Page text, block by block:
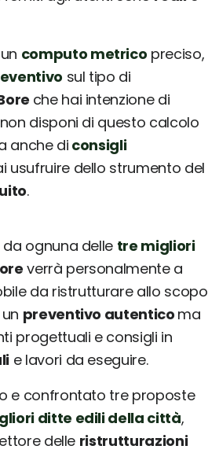
computo metrico preciso,
sul tipo di
che hai intenzione di
disponi di questo calcolo
anche di consigli
usufruire dello strumento del
.
ognuna delle tre migliori
verrà personalmente a
da ristrutturare allo scopo
preventivo autentico ma
progettuali e consigli in
e lavori da eseguire.
e confrontato tre proposte
ditte edili della città,
delle ristrutturazioni